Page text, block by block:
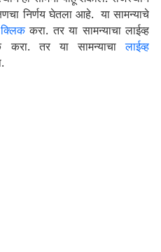
निर्णय घेतला आहे. या सामन्याचे
करा. तर या सामन्याचा लाईव्ह
करा. तर या सामन्याचालाईव्ह